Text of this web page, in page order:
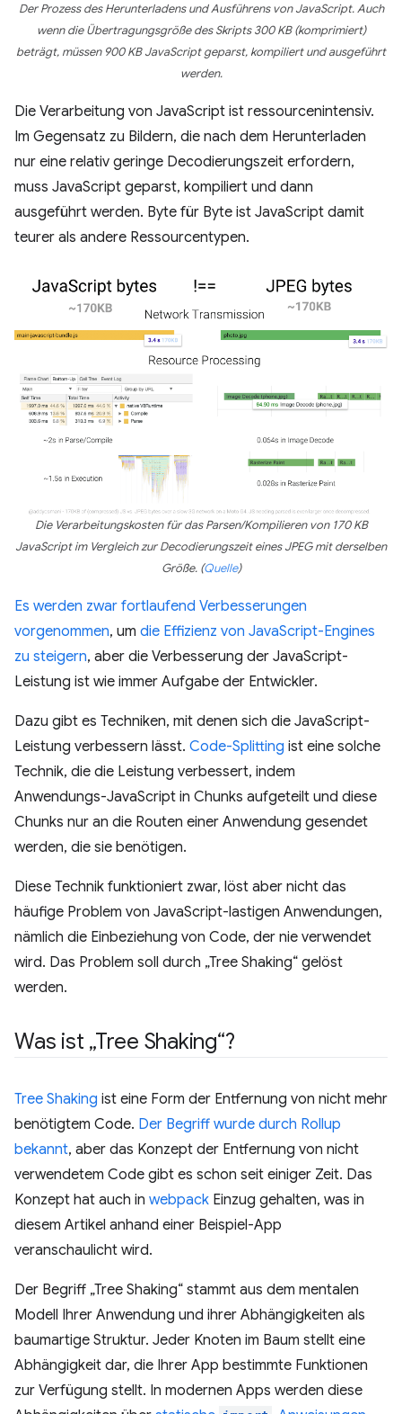
Der Prozess des Herunterladens und Ausführens von JavaScript. Auch
wenn die Übertragungsgröße des Skripts 300 KB (komprimiert)
beträgt, müssen 900 KB JavaScript geparst, kompiliert und ausgeführt
werden.
Die Verarbeitung von JavaScript ist ressourcenintensiv.
Im Gegensatz zu Bildern, die nach dem Herunterladen
nur eine relativ geringe Decodierungszeit erfordern,
muss JavaScript geparst, kompiliert und dann
ausgeführt werden. Byte für Byte ist JavaScript damit
teurer als andere Ressourcentypen.
Die Verarbeitungskosten für das Parsen/Kompilieren von 170 KB
JavaScript im Vergleich zur Decodierungszeit eines JPEG mit derselben
Größe. (Quelle)
Es werden zwar fortlaufend Verbesserungen
vorgenommen, um die Effizienz von JavaScript-Engines
zu steigern, aber die Verbesserung der JavaScript-
Leistung ist wie immer Aufgabe der Entwickler.
Dazu gibt es Techniken, mit denen sich die JavaScript-
Leistung verbessern lässt. Code-Splitting ist eine solche
Technik, die die Leistung verbessert, indem
Anwendungs-JavaScript in Chunks aufgeteilt und diese
Chunks nur an die Routen einer Anwendung gesendet
werden, die sie benötigen.
Diese Technik funktioniert zwar, löst aber nicht das
häufige Problem von JavaScript-lastigen Anwendungen,
nämlich die Einbeziehung von Code, der nie verwendet
wird. Das Problem soll durch „Tree Shaking“ gelöst
werden.
Was ist „Tree Shaking“?
Tree Shaking ist eine Form der Entfernung von nicht mehr
benötigtem Code. Der Begriff wurde durch Rollup
bekannt, aber das Konzept der Entfernung von nicht
verwendetem Code gibt es schon seit einiger Zeit. Das
Konzept hat auch in webpack Einzug gehalten, was in
diesem Artikel anhand einer Beispiel-App
veranschaulicht wird.
Der Begriff „Tree Shaking“ stammt aus dem mentalen
Modell Ihrer Anwendung und ihrer Abhängigkeiten als
baumartige Struktur. Jeder Knoten im Baum stellt eine
Abhängigkeit dar, die Ihrer App bestimmte Funktionen
zur Verfügung stellt. In modernen Apps werden diese